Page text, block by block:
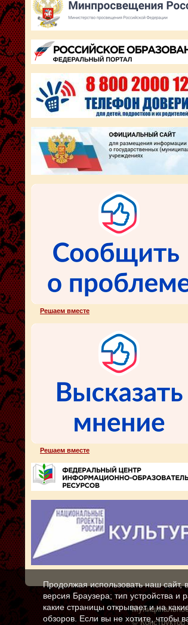
Решаем вместе
Решаем вместе
© Конструктор
Продолжая использовать наш сайт,
версия Браузера; тип устройства и
какие страницы открывает и на
обзоров. Если вы не хотите, чтобы